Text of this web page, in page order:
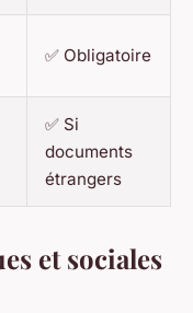
✅ Obligatoire
✅ Si
documents
étrangers
et sociales